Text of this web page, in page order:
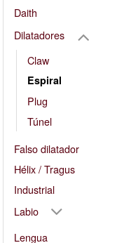
Daith
Dilatadores
Claw
Espiral
Plug
Túnel
Falso dilatador
Hélix / Tragus
Industrial
Labio
Lengua